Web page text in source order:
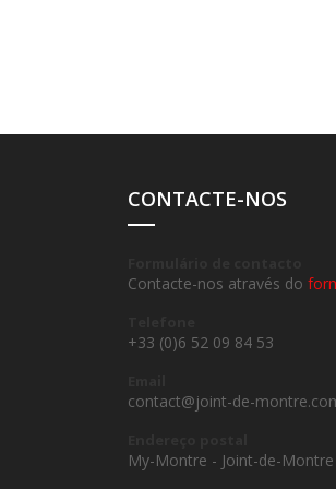
CONTACTE-NOS
Contacte-nos através do
+33 (0)6 52 09 84 53
contact@joint-de-
My-Montre - Joint-de-Montre